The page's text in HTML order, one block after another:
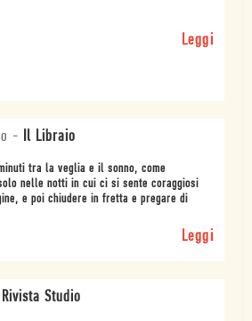
Leggi
- Il Libraio
tra la veglia e il sonno, come
nelle notti in cui ci si sente coraggiosi
e poi chiudere in fretta e pregare di
Leggi
Rivista Studio